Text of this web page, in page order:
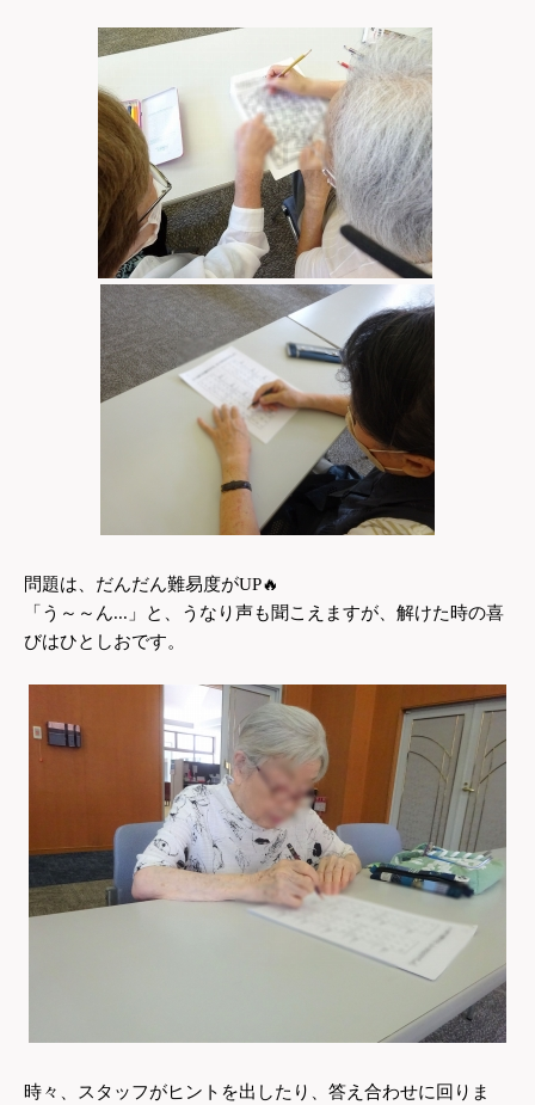
問題は、だんだん難易度がUP🔥
「う～～ん...」と、うなり声も聞こえますが、解けた時の喜
びはひとしおです。
時々、スタッフがヒントを出したり、答え合わせに回りま